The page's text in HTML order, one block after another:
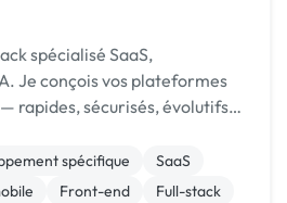
spécialisé SaaS,
Je conçois vos plateformes
rapides, sécurisés, évolutifs
spécifique
SaaS
Front-end
Full-stack